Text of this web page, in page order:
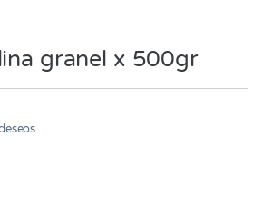
granel x 500gr